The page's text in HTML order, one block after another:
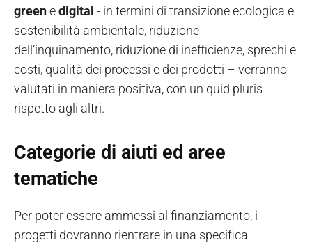
greenedigital - in termini di transizione ecologica e
sostenibilità ambientale, riduzione
dell’inquinamento, riduzione di inefficienze, sprechi e
costi, qualità dei processi e dei prodotti – verranno
valutati in maniera positiva, con un quid pluris
rispetto agli altri.
Categorie di aiuti ed aree
tematiche
Per poter essere ammessi al finanziamento, i
progetti dovranno rientrare in una specifica